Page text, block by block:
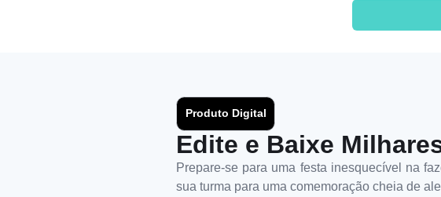
Produto Digital
Edite e Baixe
Prepare-se para uma festa inesquecível na
sua turma para uma comemoração cheia de